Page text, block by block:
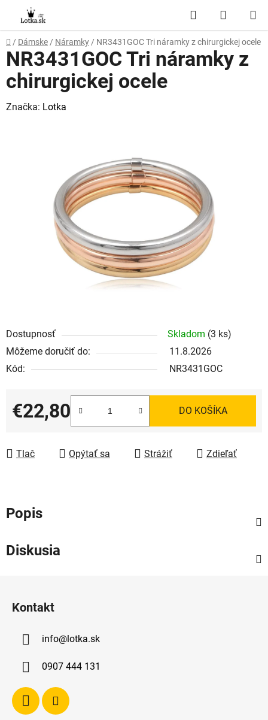
obsah
Hľadať
KOŠÍK
Domov
/ Dámske / Náramky / NR3431GOC Tri náramky z chirurgickej ocele
Dostupnosť Skladom (3 ks)
Môžeme doručiť do:
11.8.2026
Kód:
NR3431GOC
€22,80
Jednotková cena:
DO KOŠÍKA
Tlač Opýtať sa Strážiť Zdieľať
NR3431GOC Tri náramky z
chirurgickej ocele
Značka: Lotka
Popis
Diskusia
Kontakt
info@lotka.sk
0907 444 131